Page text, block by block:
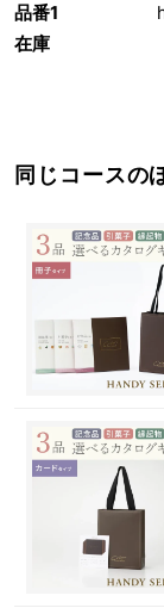
品番1
在庫
同じコースの